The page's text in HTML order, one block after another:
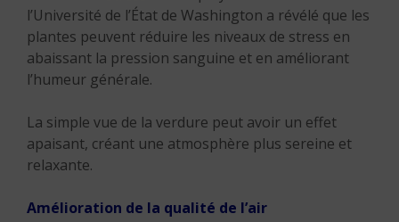
l’Université de l’État de Washington a révélé que les
plantes peuvent réduire les niveaux de stress en
abaissant la pression sanguine et en améliorant
l’humeur générale.
La simple vue de la verdure peut avoir un effet
apaisant, créant une atmosphère plus sereine et
relaxante.
Amélioration de la qualité de l’air